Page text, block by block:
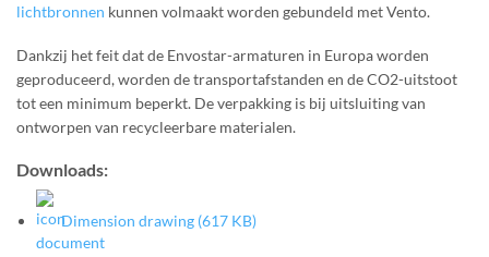
lichtbronnen kunnen volmaakt worden gebundeld met Vento.
Dankzij het feit dat de Envostar-armaturen in Europa worden
geproduceerd, worden de transportafstanden en de CO2-uitstoot
tot een minimum beperkt. De verpakking is bij uitsluiting van
ontworpen van recycleerbare materialen.
Downloads:
Dimension drawing (617 KB)